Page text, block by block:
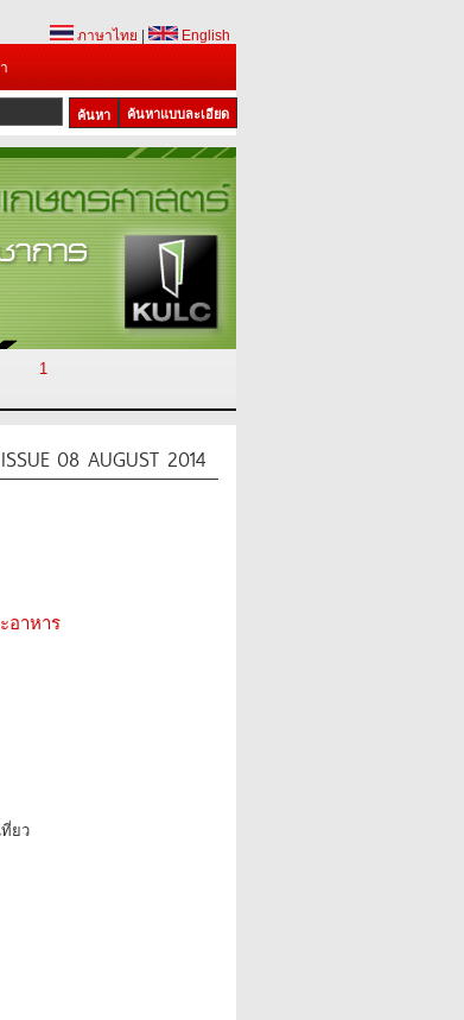
ภาษาไทย
English
ค้นหาแบบละเอียด
1
08 AUGUST 2014
อาหาร
ยว